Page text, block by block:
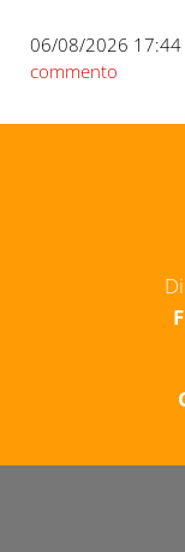
06/08/2026 17:44
commento